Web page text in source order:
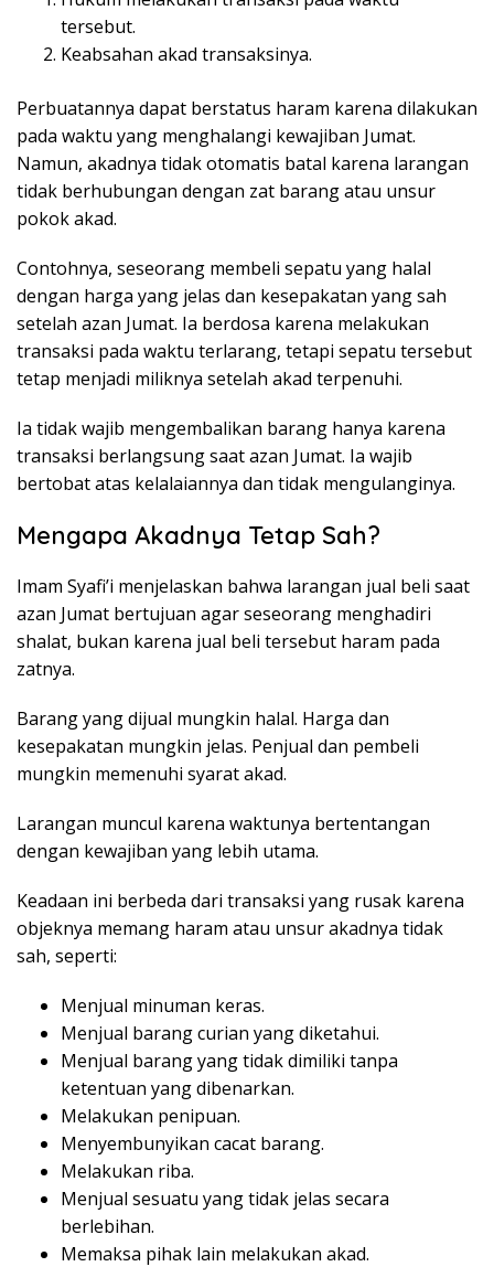
tersebut.
Keabsahan akad transaksinya.
Perbuatannya dapat berstatus haram karena dilakukan
pada waktu yang menghalangi kewajiban Jumat.
Namun, akadnya tidak otomatis batal karena larangan
tidak berhubungan dengan zat barang atau unsur
pokok akad.
Contohnya, seseorang membeli sepatu yang halal
dengan harga yang jelas dan kesepakatan yang sah
setelah azan Jumat. Ia berdosa karena melakukan
transaksi pada waktu terlarang, tetapi sepatu tersebut
tetap menjadi miliknya setelah akad terpenuhi.
Ia tidak wajib mengembalikan barang hanya karena
transaksi berlangsung saat azan Jumat. Ia wajib
bertobat atas kelalaiannya dan tidak mengulanginya.
Mengapa Akadnya Tetap Sah?
Imam Syafi’i menjelaskan bahwa larangan jual beli saat
azan Jumat bertujuan agar seseorang menghadiri
shalat, bukan karena jual beli tersebut haram pada
zatnya.
Barang yang dijual mungkin halal. Harga dan
kesepakatan mungkin jelas. Penjual dan pembeli
mungkin memenuhi syarat akad.
Larangan muncul karena waktunya bertentangan
dengan kewajiban yang lebih utama.
Keadaan ini berbeda dari transaksi yang rusak karena
objeknya memang haram atau unsur akadnya tidak
sah, seperti:
Menjual minuman keras.
Menjual barang curian yang diketahui.
Menjual barang yang tidak dimiliki tanpa
ketentuan yang dibenarkan.
Melakukan penipuan.
Menyembunyikan cacat barang.
Melakukan riba.
Menjual sesuatu yang tidak jelas secara
berlebihan.
Memaksa pihak lain melakukan akad.